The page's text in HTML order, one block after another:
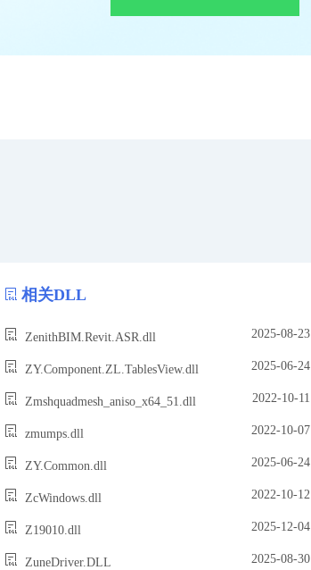
相关DLL
ZenithBIM.Revit.ASR.dll 2025-08-23
ZY.Component.ZL.TablesView.dll 2025-06-24
Zmshquadmesh_aniso_x64_51.dll 2022-10-11
zmumps.dll 2022-10-07
ZY.Common.dll 2025-06-24
ZcWindows.dll 2022-10-12
Z19010.dll 2025-12-04
ZuneDriver.DLL 2025-08-30